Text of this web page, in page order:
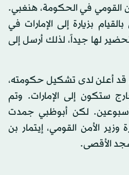
القومي في الحكومة، هنغبي.
بزيارة إلى الإمارات في
لها جيداً، لذلك أرسل إلى
قد أعلن لدى تشكيل حكومته،
ستكون إلى الإمارات. وتم
لكن أبوظبي جمدت
وزير الأمن القومي، إيتمار بن
الأقصى.